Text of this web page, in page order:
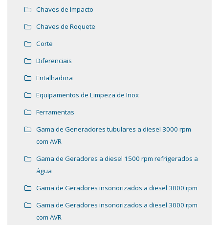
Chaves de Impacto
Chaves de Roquete
Corte
Diferenciais
Entalhadora
Equipamentos de Limpeza de Inox
Ferramentas
Gama de Generadores tubulares a diesel 3000 rpm
com AVR
Gama de Geradores a diesel 1500 rpm refrigerados a
água
Gama de Geradores insonorizados a diesel 3000 rpm
Gama de Geradores insonorizados a diesel 3000 rpm
com AVR